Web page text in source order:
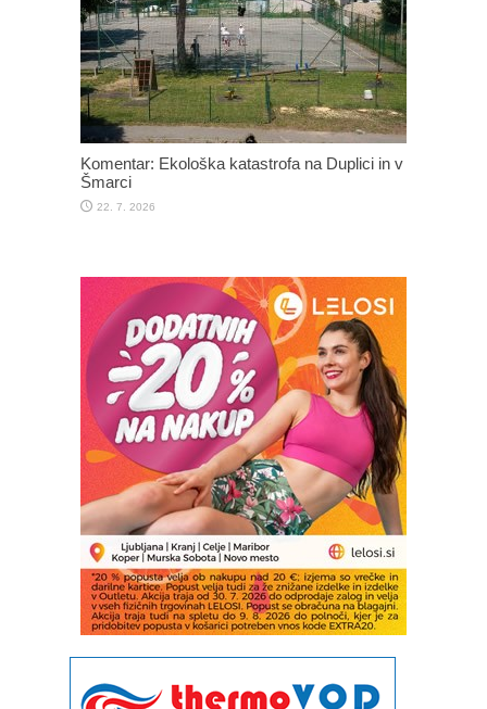
Komentar: Ekološka katastrofa na Duplici in v
Šmarci
22. 7. 2026